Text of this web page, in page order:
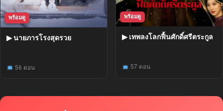
พร้อมดู
▶ นายภารโรงสุดรวย
56 ตอน
พร้อมดู
▶ เทพลงโลกฟื้นศักดิ์ศรีตระกูล
57 ตอน